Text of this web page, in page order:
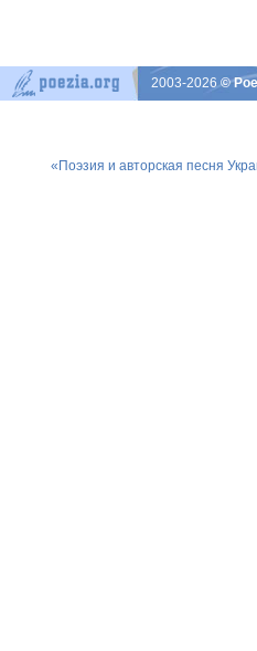
2003-2026©
«Поэзия и авторская песня